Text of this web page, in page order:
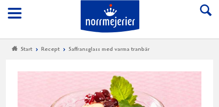
Meny
Till Norrmejerier
Start Recept Saffransglass med varma tranbär